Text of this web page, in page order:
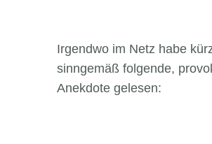
Irgendwo im Netz habe
sinngemäß folgende,
Anekdote gelesen: